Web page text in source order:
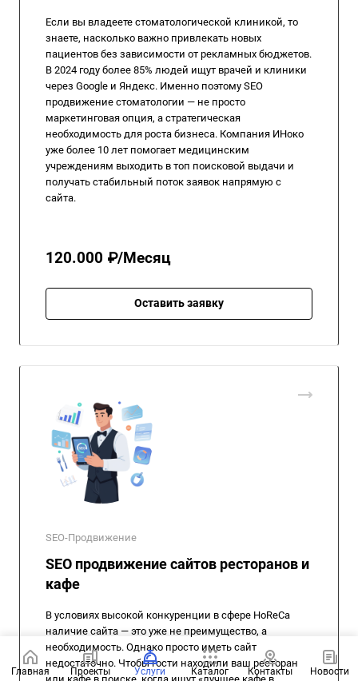
Если вы владеете стоматологической клиникой, то
знаете, насколько важно привлекать новых
пациентов без зависимости от рекламных бюджетов.
В 2024 году более 85% людей ищут врачей и клиники
через Google и Яндекс. Именно поэтому SEO
продвижение стоматологии — не просто
маркетинговая опция, а стратегическая
необходимость для роста бизнеса. Компания ИНоко
уже более 10 лет помогает медицинским
учреждениям выходить в топ поисковой выдачи и
получать стабильный поток заявок напрямую с
сайта.
120.000 ₽/Месяц
Оставить заявку
SEO-Продвижение
SEO продвижение сайтов ресторанов и
кафе
В условиях высокой конкуренции в сфере HoReCa
наличие сайта — это уже не преимущество, а
необходимость. Однако просто иметь сайт
недостаточно. Чтобы гости находили ваш ресторан
Главная Проекты Услуги Каталог Контакты Новости